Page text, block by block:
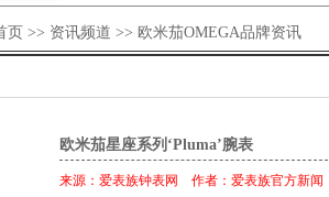
页 >> 资讯频道 >> 欧米茄OMEGA品牌资讯
欧米茄星座系列‘Pluma’腕表
来源： 爱表族钟表网 作者： 爱表族官方新闻